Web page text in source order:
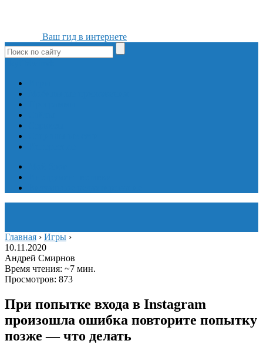
Ваш гид в интернете
Главная › Игры ›
10.11.2020
Андрей Смирнов
Время чтения: ~7 мин.
Просмотров: 873
При попытке входа в Instagram
произошла ошибка повторите попытку
позже — что делать